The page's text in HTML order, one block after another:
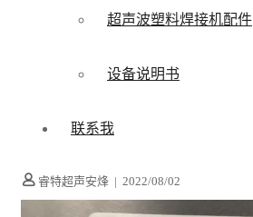
超声波塑料焊接机配件
设备说明书
联系我
睿特超声安烽 | 2022/08/02